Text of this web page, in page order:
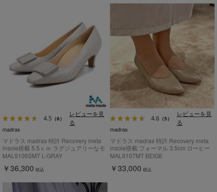
4.5 （6）
レビューを見
る
madras
マドラス madras 特許 Recovery meta
insole搭載 5.5ｃｍ ラグジュアリーなモ
チーフ付き ソフトなスクエアトウパン
MAL9106SMT L-GRAY
￥36,300 税込
4.6（5）
レビューを見
る
madras
マドラス madras 特許 Recovery meta
insole搭載 フォーマル 3.5cm ローヒー
ルパンプス MAL9107MT
MAL9107MT BEIGE
￥33,000 税込